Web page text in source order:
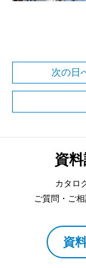
次の日
資
カタロ
ご質問・ご
資